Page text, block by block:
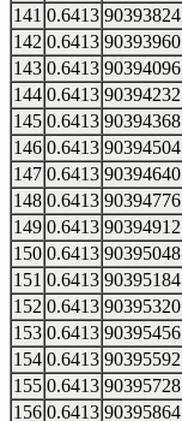
141 0.6413 90393824
142 0.6413 90393960
143 0.6413 90394096
144 0.6413 90394232
145 0.6413 90394368
146 0.6413 90394504
147 0.6413 90394640
148 0.6413 90394776
149 0.6413 90394912
150 0.6413 90395048
151 0.6413 90395184
152 0.6413 90395320
153 0.6413 90395456
154 0.6413 90395592
155 0.6413 90395728
156 0.6413 90395864